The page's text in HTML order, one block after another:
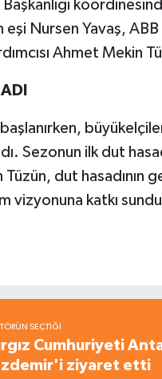
eşi Nursen Yavaş,
Ahmet Mekin
Sezonun ilk dut
Tüzün, dut
vizyonuna katkı
SEÇTIĞI
Cumhuriyeti
ziyaret etti